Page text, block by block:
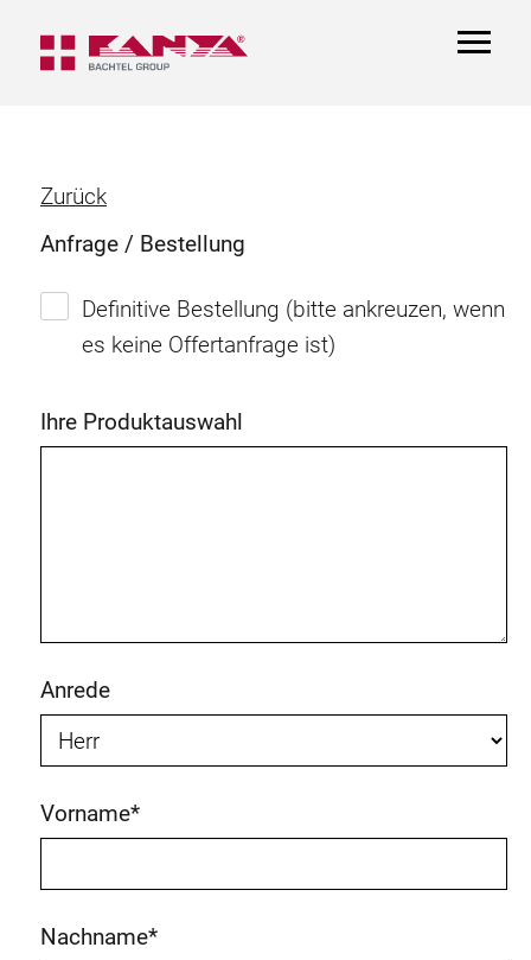
Zurück
Anfrage / Bestellung
Definitive Bestellung (bitte ankreuzen, wenn
es keine Offertanfrage ist)
Ihre Produktauswahl
Anrede
Vorname*
Nachname*